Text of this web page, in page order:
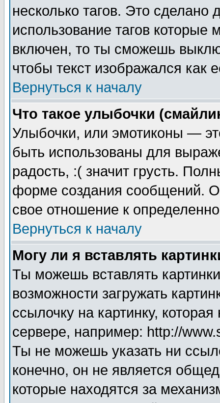
несколько тагов. Это сделано
использование тагов
включен, то ты сможешь
чтобы текст изображался как
Вернуться к началу
Что такое улыбочки
Улыбочки, или эмотиконы —
быть использованы для
радость, :( значит грусть.
форме создания сообщений.
свое отношение к
Вернуться к началу
Могу ли я вставлять
Ты можешь вставлять
возможности загружать
ссылочку на картинку,
сервере, например: http://
Ты не можешь указать ни
конечно, он не является
которые находятся за